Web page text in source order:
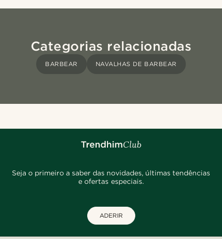
Categorias relacionadas
BARBEAR NAVALHAS DE BARBEAR
Seja o primeiro a saber das novidades, últimas tendências
e ofertas especiais.
ADERIR